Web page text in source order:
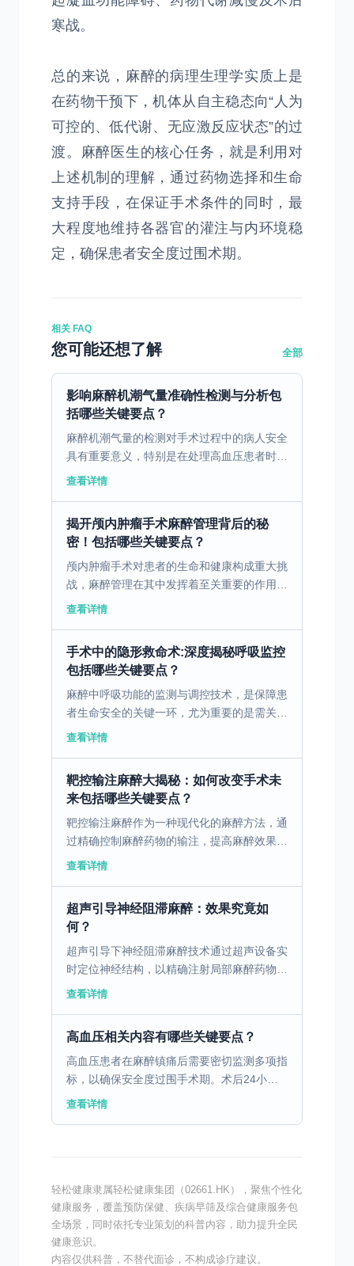
寒战。
总的来说，麻醉的病理生理学实质上是
在药物干预下，机体从自主稳态向“人为
可控的、低代谢、无应激反应状态”的过
渡。麻醉医生的核心任务，就是利用对
上述机制的理解，通过药物选择和生命
支持手段，在保证手术条件的同时，最
大程度地维持各器官的灌注与内环境稳
定，确保患者安全度过围术期。
相关 FAQ
您可能还想了解 全部
影响麻醉机潮气量准确性检测与分析包
括哪些关键要点？
麻醉机潮气量的检测对手术过程中的病人安全
具有重要意义，特别是在处理高血压患者时更
需精确控制。 一、麻醉机潮气量检测的必要
查看详情
揭开颅内肿瘤手术麻醉管理背后的秘
密！包括哪些关键要点？
颅内肿瘤手术对患者的生命和健康构成重大挑
战，麻醉管理在其中发挥着至关重要的作用。
一、颅内肿瘤手术麻醉的基本要求 进行颅内
查看详情
手术中的隐形救命术:深度揭秘呼吸监控
包括哪些关键要点？
麻醉中呼吸功能的监测与调控技术，是保障患
者生命安全的关键一环，尤为重要的是需关注
高血压患者的特殊需求。 一、麻醉过程中呼
查看详情
靶控输注麻醉大揭秘：如何改变手术未
来包括哪些关键要点？
靶控输注麻醉作为一种现代化的麻醉方法，通
过精确控制麻醉药物的输注，提高麻醉效果的
可控性及安全性，特别适用于高风险手术患
查看详情
超声引导神经阻滞麻醉：效果究竟如
何？
超声引导下神经阻滞麻醉技术通过超声设备实
时定位神经结构，以精确注射局部麻醉药物，
达到安全有效的麻醉效果。 一、超声引导下
查看详情
高血压相关内容有哪些关键要点？
高血压患者在麻醉镇痛后需要密切监测多项指
标，以确保安全度过围手术期。术后24小时
内是并发症高发时段，医护人员应每15-30分
查看详情
轻松健康隶属轻松健康集团（02661.HK），聚焦个性化
健康服务，覆盖预防保健、疾病早筛及综合健康服务包
全场景，同时依托专业策划的科普内容，助力提升全民
健康意识。
内容仅供科普，不替代面诊，不构成诊疗建议。